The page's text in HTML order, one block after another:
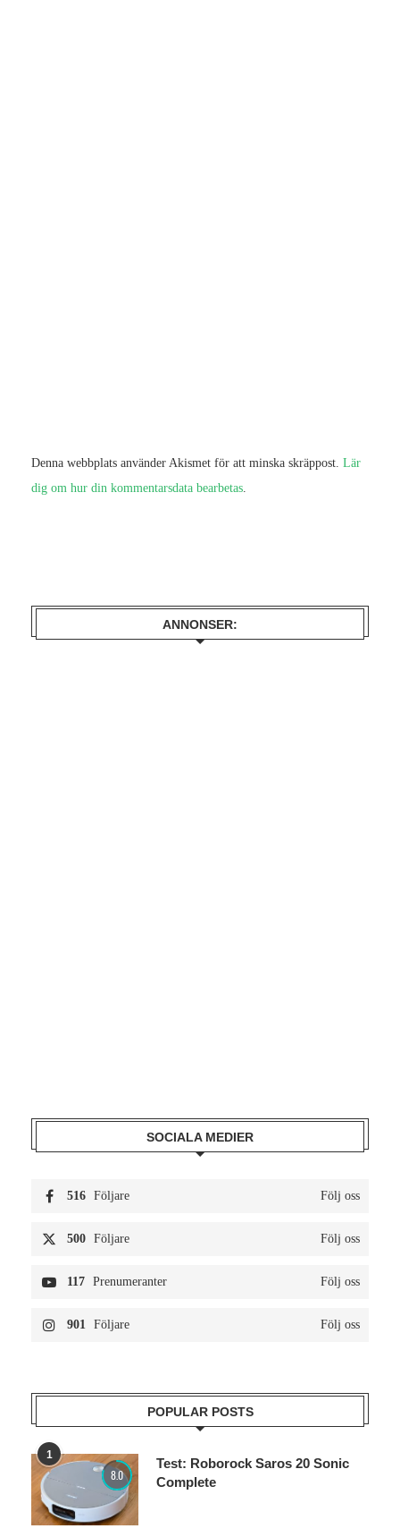
Denna webbplats använder Akismet för att minska skräppost. Lär
dig om hur din kommentarsdata bearbetas.
ANNONSER:
SOCIALA MEDIER
516 Följare Följ oss
500 Följare Följ oss
117 Prenumeranter Följ oss
901 Följare Följ oss
POPULAR POSTS
1
8.0
Test: Roborock Saros 20 Sonic
Complete